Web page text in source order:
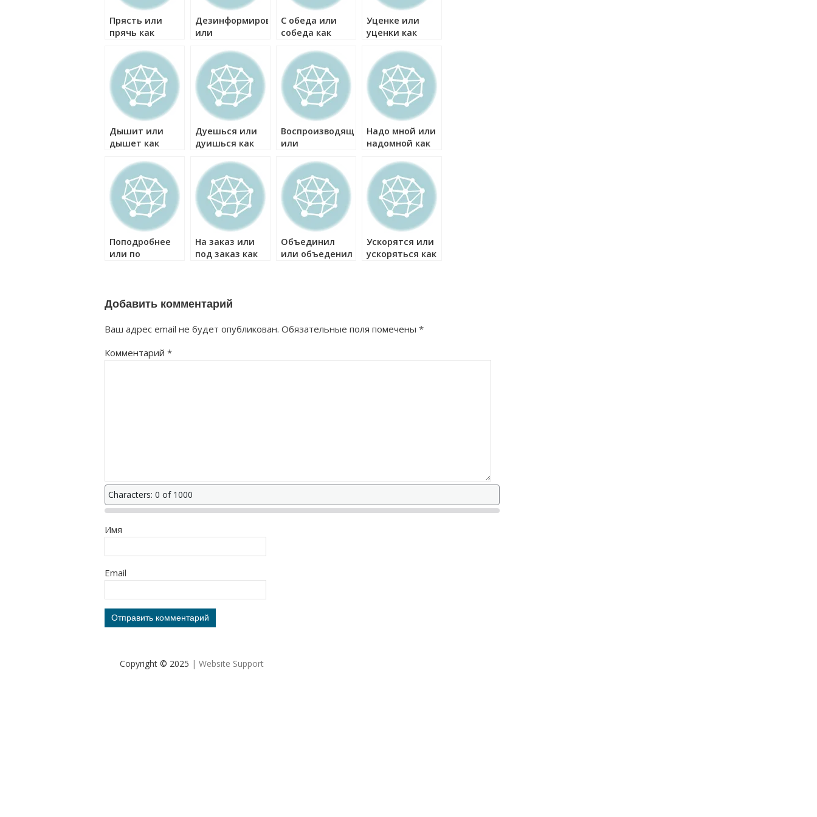
Прясть или
прячь как
Дезинформировать
или
как правильно?
С обеда или
собеда как
Уценке или
уценки как
Дышит или
дышет как
Дуешься или
дуишься как
Воспроизводящими
или
как правильно?
Надо мной или
надомной как
Поподробнее
или по
На заказ или
под заказ как
Объединил
или объеденил
Ускорятся или
ускоряться как
Добавить комментарий
Ваш адрес email не будет опубликован. Обязательные поля помечены *
Комментарий *
Characters: 0 of 1000
Имя
Email
Copyright © 2025 | Website Support